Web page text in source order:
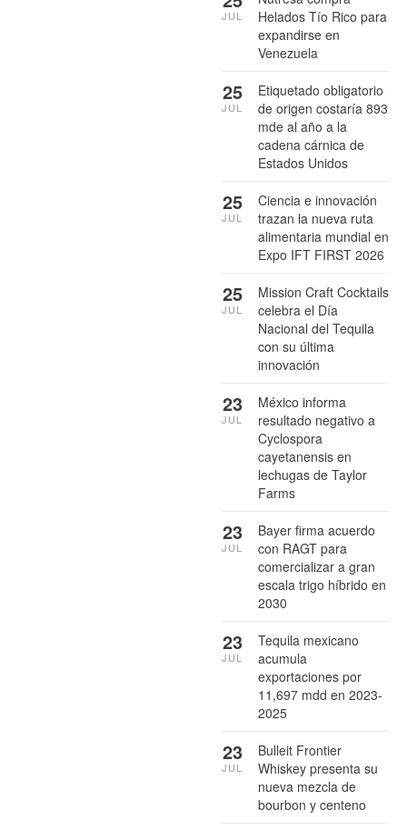
Helados Tío Rico para
expandirse en
Venezuela
JUL
Etiquetado obligatorio
de origen costaría 893
mde al año a la
cadena cárnica de
Estados Unidos
25
JUL
Ciencia e innovación
trazan la nueva ruta
alimentaria mundial en
Expo IFT FIRST 2026
25
JUL
Mission Craft Cocktails
celebra el Día
Nacional del Tequila
con su última
innovación
25
JUL
México informa
resultado negativo a
Cyclospora
cayetanensis en
lechugas de Taylor
Farms
23
JUL
Bayer firma acuerdo
con RAGT para
comercializar a gran
escala trigo híbrido en
2030
23
JUL
Tequila mexicano
acumula
exportaciones por
11,697 mdd en 2023-
2025
23
JUL
Bulleit Frontier
Whiskey presenta su
nueva mezcla de
bourbon y centeno
23
JUL